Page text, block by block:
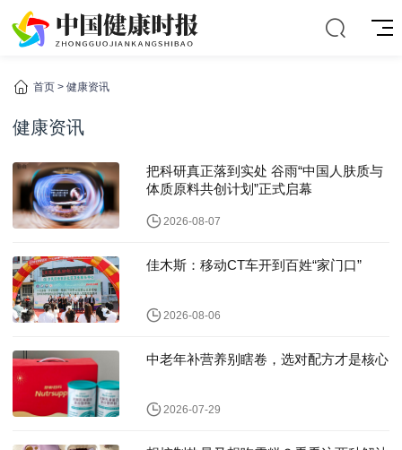
首页 > 健康资讯
健康资讯
把科研真正落到实处 谷雨“中国人肤质与
体质原料共创计划”正式启幕
2026-08-07
佳木斯：移动CT车开到百姓“家门口”
2026-08-06
中老年补营养别瞎卷，选对配方才是核心
2026-07-29